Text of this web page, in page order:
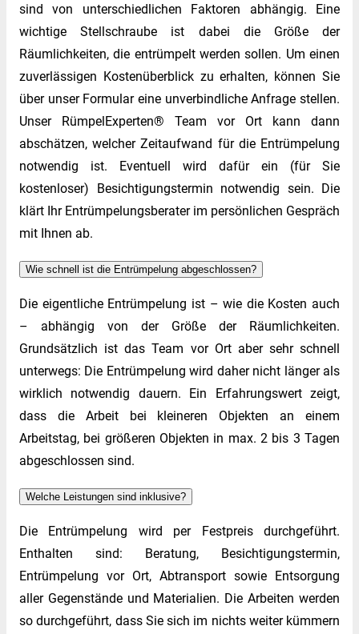
sind von unterschiedlichen Faktoren abhängig. Eine
wichtige Stellschraube ist dabei die Größe der
Räumlichkeiten, die entrümpelt werden sollen. Um einen
zuverlässigen Kostenüberblick zu erhalten, können Sie
über unser Formular eine unverbindliche Anfrage stellen.
Unser RümpelExperten® Team vor Ort kann dann
abschätzen, welcher Zeitaufwand für die Entrümpelung
notwendig ist. Eventuell wird dafür ein (für Sie
kostenloser) Besichtigungstermin notwendig sein. Die
klärt Ihr Entrümpelungsberater im persönlichen Gespräch
mit Ihnen ab.
Wie schnell ist die Entrümpelung abgeschlossen?
Die eigentliche Entrümpelung ist – wie die Kosten auch
– abhängig von der Größe der Räumlichkeiten.
Grundsätzlich ist das Team vor Ort aber sehr schnell
unterwegs: Die Entrümpelung wird daher nicht länger als
wirklich notwendig dauern. Ein Erfahrungswert zeigt,
dass die Arbeit bei kleineren Objekten an einem
Arbeitstag, bei größeren Objekten in max. 2 bis 3 Tagen
abgeschlossen sind.
Welche Leistungen sind inklusive?
Die Entrümpelung wird per Festpreis durchgeführt.
Enthalten sind: Beratung, Besichtigungstermin,
Entrümpelung vor Ort, Abtransport sowie Entsorgung
aller Gegenstände und Materialien. Die Arbeiten werden
so durchgeführt, dass Sie sich im nichts weiter kümmern